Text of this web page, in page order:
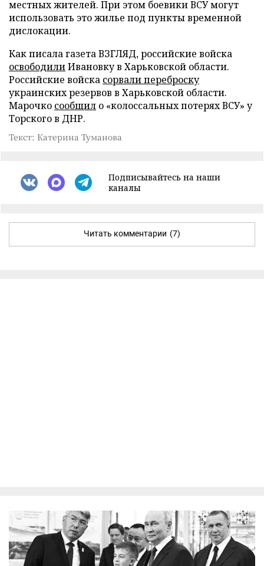
местных жителей. При этом боевики ВСУ могут
использовать это жилье под пункты временной
дислокации.
Как писала газета ВЗГЛЯД, российские войска
освободилиИвановку в Харьковской области.
Российские войска сорвали переброску
украинских резервов в Харьковской области.
Марочко сообщил о «колоссальных потерях ВСУ» у
Торского в ДНР.
Текст: Катерина Туманова
Подписывайтесь на наши
каналы
Читать комментарии (7)